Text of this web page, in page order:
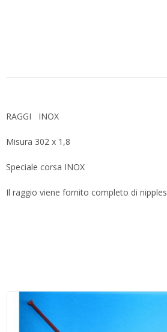
RAGGI INOX
Misura 302 x 1,8
Speciale corsa INOX
Il raggio viene fornito completo di nipples